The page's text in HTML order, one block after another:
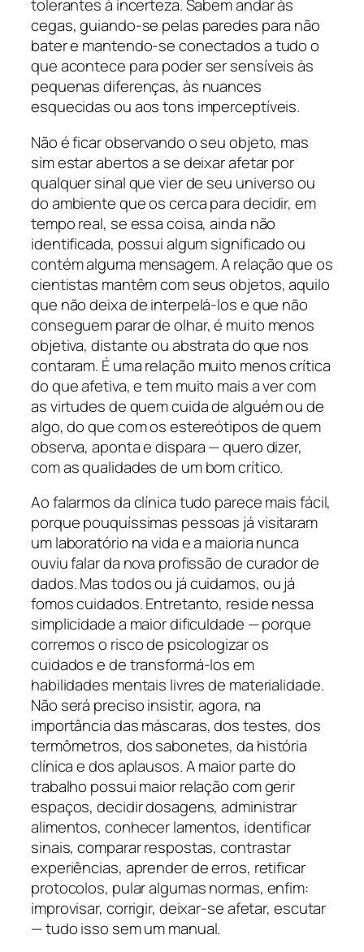
tolerantes à incerteza. Sabem andar às
cegas, guiando-se pelas paredes para não
bater e mantendo-se conectados a tudo o
que acontece para poder ser sensíveis às
pequenas diferenças, às nuances
esquecidas ou aos tons imperceptíveis.
Não é ficar observando o seu objeto, mas
sim estar abertos a se deixar afetar por
qualquer sinal que vier de seu universo ou
do ambiente que os cerca para decidir, em
tempo real, se essa coisa, ainda não
identificada, possui algum significado ou
contém alguma mensagem. A relação que os
cientistas mantêm com seus objetos, aquilo
que não deixa de interpelá-los e que não
conseguem parar de olhar, é muito menos
objetiva, distante ou abstrata do que nos
contaram. É uma relação muito menos crítica
do que afetiva, e tem muito mais a ver com
as virtudes de quem cuida de alguém ou de
algo, do que com os estereótipos de quem
observa, aponta e dispara — quero dizer,
com as qualidades de um bom crítico.
Ao falarmos da clínica tudo parece mais fácil,
porque pouquíssimas pessoas já visitaram
um laboratório na vida e a maioria nunca
ouviu falar da nova profissão de curador de
dados. Mas todos ou já cuidamos, ou já
fomos cuidados. Entretanto, reside nessa
simplicidade a maior dificuldade — porque
corremos o risco de psicologizar os
cuidados e de transformá-los em
habilidades mentais livres de materialidade.
Não será preciso insistir, agora, na
importância das máscaras, dos testes, dos
termômetros, dos sabonetes, da história
clínica e dos aplausos. A maior parte do
trabalho possui maior relação com gerir
espaços, decidir dosagens, administrar
alimentos, conhecer lamentos, identificar
sinais, comparar respostas, contrastar
experiências, aprender de erros, retificar
protocolos, pular algumas normas, enfim:
improvisar, corrigir, deixar-se afetar, escutar
— tudo isso sem um manual.